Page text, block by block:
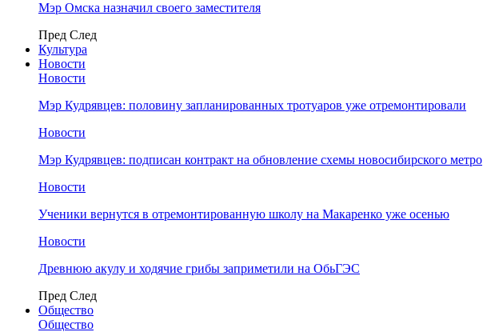
Мэр Омска назначил своего заместителя
Пред След
Культура
Новости
Новости
Мэр Кудрявцев: половину запланированных тротуаров уже отремонтировали
Новости
Мэр Кудрявцев: подписан контракт на обновление схемы новосибирского метро
Новости
Ученики вернутся в отремонтированную школу на Макаренко уже осенью
Новости
Древнюю акулу и ходячие грибы заприметили на ОбьГЭС
Пред След
Общество
Общество